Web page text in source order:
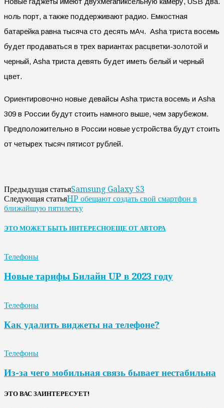
ноль порт, а также поддерживают радио. Емкостная
батарейка равна тысяча сто десять мАч. Asha триста восемь
будет продаваться в трех вариантах расцветки-золотой и
черный, Asha триста девять будет иметь белый и черный
цвет.
Ориентировочно новые девайсы Asha триста восемь и Asha
309 в России будут стоить намного выше, чем зарубежом.
Предположительно в России новые устройства будут стоить
от четырех тысяч пятисот рублей.
Предыдущая статьяSamsung Galaxy S3
Следующая статьяHP обещают создать свой смартфон в
ближайшую пятилетку
ЭТО МОЖЕТ БЫТЬ ИНТЕРЕСНОЕЩЕ ОТ АВТОРА
Телефоны
Новые тарифы Билайн UP в 2023 году
Телефоны
Как удалить виджеты на телефоне?
Телефоны
Из-за чего мобильная связь бывает нестабильна
ЭТО ВАС ЗАИНТЕРЕСУЕТ!